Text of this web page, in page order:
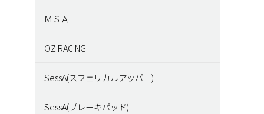
ＭＳＡ
OZ RACING
SessA(スフェリカルアッパー)
SessA(ブレーキパッド)